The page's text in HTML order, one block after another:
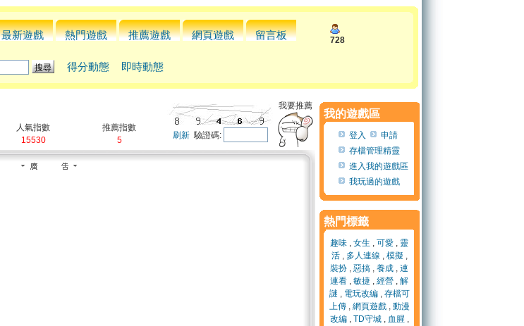
最新遊戲 熱門遊戲 推薦遊戲 網頁遊戲 留言板 728
得分動態 即時動態
人氣指數
15530
推薦指數
5
刷新驗證碼:
我要推薦
我的遊戲區
登入
申請
存檔管理精靈
進入我的遊戲區
我玩過的遊戲
熱門標籤
趣味 , 女生 , 可愛 , 靈
活, 多人連線 , 模擬 ,
裝扮 , 惡搞 , 養成 , 連
連看 , 敏捷 , 經營 , 解
謎 , 電玩改編, 存檔可
上傳, 網頁遊戲, 動漫
改編, TD守城, 血腥 ,